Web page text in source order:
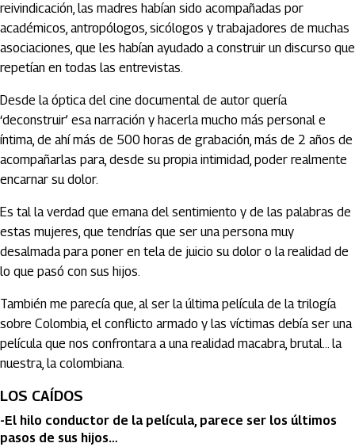
reivindicación, las madres habían sido acompañadas por
académicos, antropólogos, sicólogos y trabajadores de muchas
asociaciones, que les habían ayudado a construir un discurso que
repetían en todas las entrevistas.
Desde la óptica del cine documental de autor quería
‘deconstruir’ esa narración y hacerla mucho más personal e
íntima, de ahí más de 500 horas de grabación, más de 2 años de
acompañarlas para, desde su propia intimidad, poder realmente
encarnar su dolor.
Es tal la verdad que emana del sentimiento y de las palabras de
estas mujeres, que tendrías que ser una persona muy
desalmada para poner en tela de juicio su dolor o la realidad de
lo que pasó con sus hijos.
También me parecía que, al ser la última película de la trilogía
sobre Colombia, el conflicto armado y las víctimas debía ser una
película que nos confrontara a una realidad macabra, brutal… la
nuestra, la colombiana.
LOS CAÍDOS
-El hilo conductor de la película, parece ser los últimos
pasos de sus hijos…